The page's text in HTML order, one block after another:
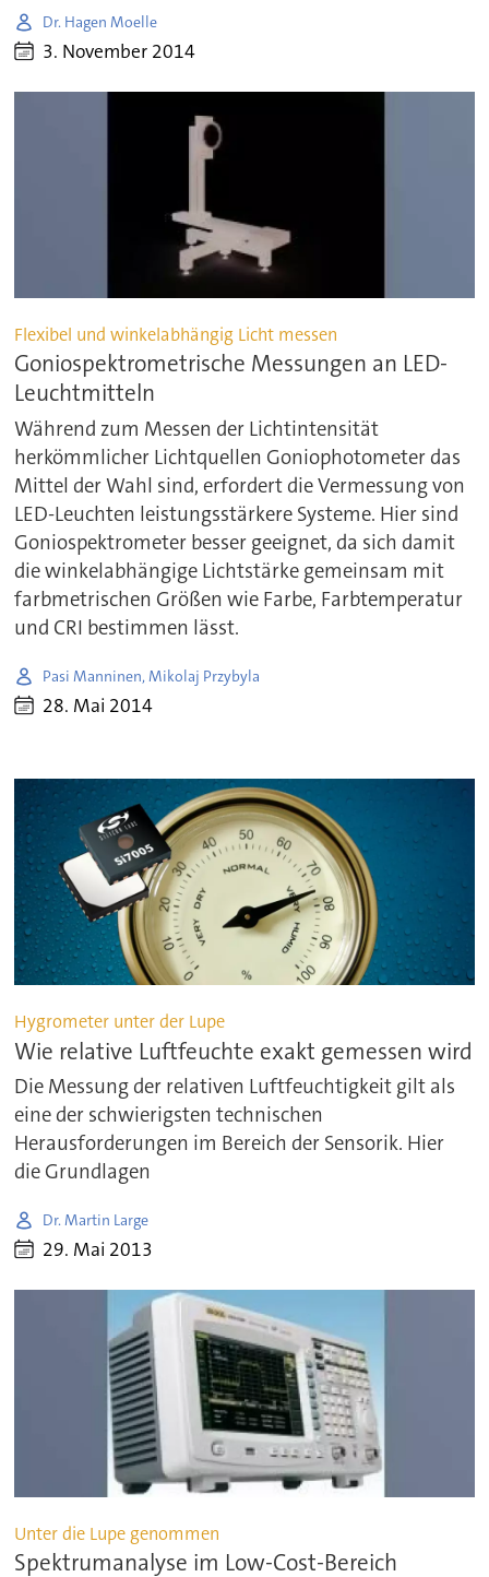
Dr. Hagen Moelle
3. November 2014
Flexibel und winkelabhängig Licht messen
Goniospektrometrische Messungen an LED-
Leuchtmitteln
Während zum Messen der Lichtintensität
herkömmlicher Lichtquellen Goniophotometer das
Mittel der Wahl sind, erfordert die Vermessung von
LED-Leuchten leistungsstärkere Systeme. Hier sind
Goniospektrometer besser geeignet, da sich damit
die winkelabhängige Lichtstärke gemeinsam mit
farbmetrischen Größen wie Farbe, Farbtemperatur
und CRI bestimmen lässt.
Pasi Manninen, Mikolaj Przybyla
28. Mai 2014
Hygrometer unter der Lupe
Wie relative Luftfeuchte exakt gemessen wird
Die Messung der relativen Luftfeuchtigkeit gilt als
eine der schwierigsten technischen
Herausforderungen im Bereich der Sensorik. Hier
die Grundlagen
Dr. Martin Large
29. Mai 2013
Unter die Lupe genommen
Spektrumanalyse im Low-Cost-Bereich